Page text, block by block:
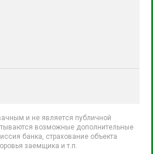
и не является публичной
возможные дополнительные
банка, страхование объекта
заемщика и т.п.